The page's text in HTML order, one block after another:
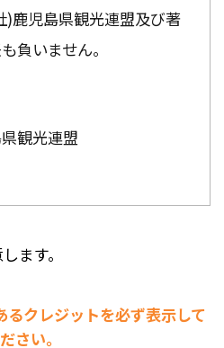
鹿児島県観光連盟及び著
負いません。
観光連盟
ます。
るクレジットを必ず表示して
さい。